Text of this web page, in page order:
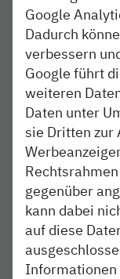
einer
9. Oktober
Durch eine
Zugfahrten
in Bad
Segeberg.
Ersatzverkehr
Für alle
Ersatzverkehr mit
Google
Dadurch
verbessern
Google führt
weiteren
Daten unter
sie Dritten zur
gegenüber
kann dabei
auf diese
Informationen